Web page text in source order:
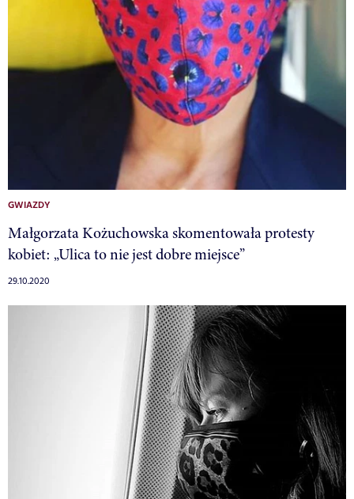
GWIAZDY
Małgorzata Kożuchowska skomentowała protesty
kobiet: „Ulica to nie jest dobre miejsce”
29.10.2020